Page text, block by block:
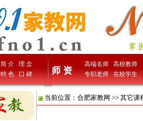
简 介
理 念
特 色
口 碑 师 资
高端名师
高校教师
专职老师
在校学生
当前位置： 合肥家教网 >> 其它课